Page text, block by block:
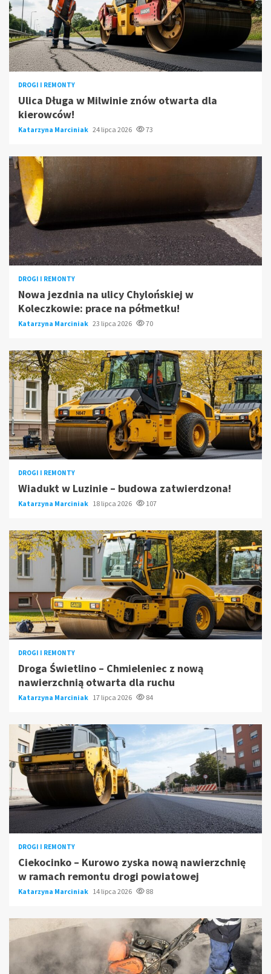
DROGI I REMONTY
Ulica Długa w Milwinie znów otwarta dla
kierowców!
Katarzyna Marciniak 24 lipca 2026 73
DROGI I REMONTY
Nowa jezdnia na ulicy Chylońskiej w
Koleczkowie: prace na półmetku!
Katarzyna Marciniak 23 lipca 2026 70
DROGI I REMONTY
Wiadukt w Luzinie – budowa zatwierdzona!
Katarzyna Marciniak 18 lipca 2026 107
DROGI I REMONTY
Droga Świetlino – Chmieleniec z nową
nawierzchnią otwarta dla ruchu
Katarzyna Marciniak 17 lipca 2026 84
DROGI I REMONTY
Ciekocinko – Kurowo zyska nową nawierzchnię
w ramach remontu drogi powiatowej
Katarzyna Marciniak 14 lipca 2026 88